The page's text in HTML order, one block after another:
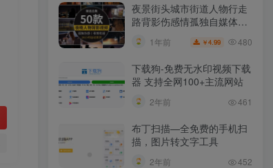
夜景街头城市街道人物行走
路背影伤感情孤独自媒体抖
1年前 ￥4.99 480
下载狗-免费无水印视频下载
器 支持全网100+主流网站​
2年前 461
布丁扫描—全免费的手机扫
描，图片转文字工具
2年前 452